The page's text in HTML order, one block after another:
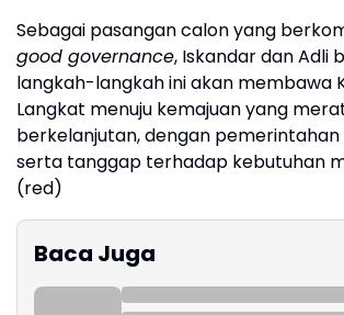
Sebagai pasangan calon yang
good governance, Iskandar dan Adli
langkah-langkah ini akan membawa
Langkat menuju kemajuan yang
berkelanjutan, dengan
serta tanggap terhadap kebutuhan
(red)
Baca Juga